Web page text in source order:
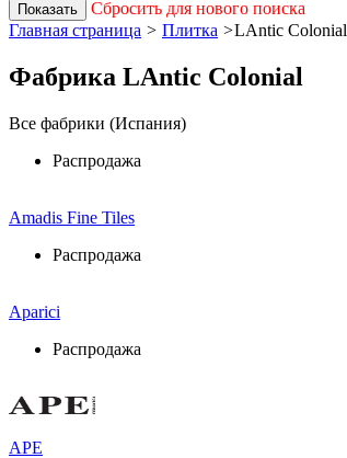
Показать
Сбросить для нового поиска
Главная страница > Плитка >LAntic Colonial
Фабрика LAntic Colonial
Все фабрики (Испания)
Распродажа
Amadis Fine Tiles
Распродажа
Aparici
Распродажа
APE